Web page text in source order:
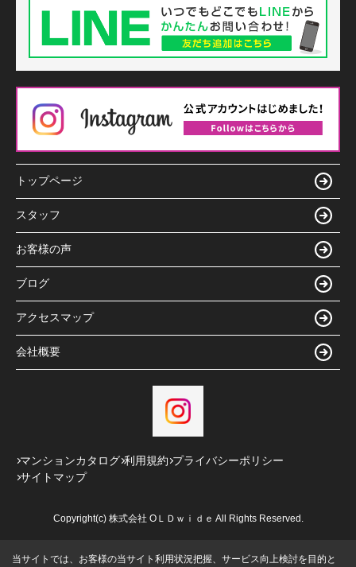
トップページ
スタッフ
お客様の声
ブログ
アクセスマップ
会社概要
マンションカタログ 利用規約 プライバシーポリシー
サイトマップ
Copyright(c) 株式会社 ОＬＤｗｉｄｅ All Rights Reserved.
当サイトでは、お客様の当サイト利用状況把握、サービス向上検討を目的と